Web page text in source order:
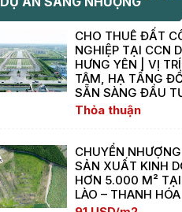
CHO THUÊ ĐẤT
NGHIỆP TẠI CCN
HƯNG YÊN | VỊ
TÂM, HẠ TẦNG
SẴN SÀNG ĐẦU
Thỏa thuận
CHUYỂN
SẢN XUẤT KINH
HƠN 5.000 M²
LÀO – THANH HÓA